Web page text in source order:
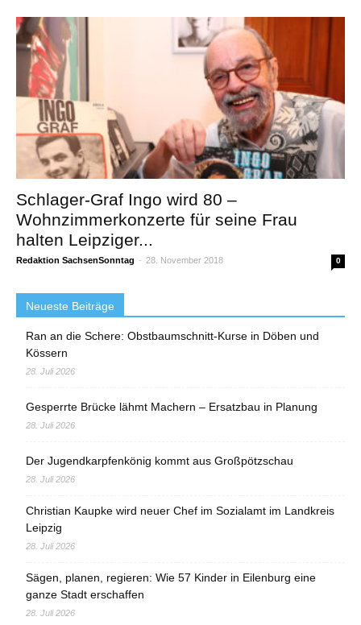
Schlager-Graf Ingo wird 80 –
Wohnzimmerkonzerte für seine Frau
halten Leipziger...
Redaktion SachsenSonntag - 28. November 2018 0
Neueste Beiträge
Ran an die Schere: Obstbaumschnitt-Kurse in Döben und
Kössern
28. Juli 2026
Gesperrte Brücke lähmt Machern – Ersatzbau in Planung
28. Juli 2026
Der Jugendkarpfenkönig kommt aus Großpötzschau
28. Juli 2026
Christian Kaupke wird neuer Chef im Sozialamt im Landkreis
Leipzig
28. Juli 2026
Sägen, planen, regieren: Wie 57 Kinder in Eilenburg eine
ganze Stadt erschaffen
28. Juli 2026